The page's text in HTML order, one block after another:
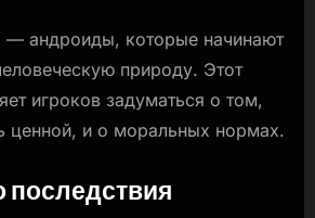
— андроиды, которые начинают
природу. Этот
игроков задуматься о том,
ценной, и о моральных нормах.
последствия